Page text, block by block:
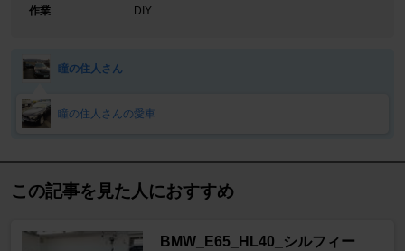
作業
DIY
瞳の住人さん
瞳の住人さんの愛車
この記事を見た人におすすめ
BMW_E65_HL40_シルフィー